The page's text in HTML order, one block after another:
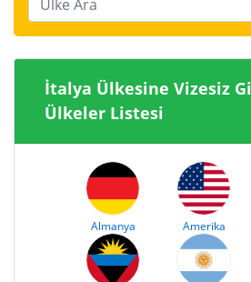
Ülke Ara
İtalya Ülkesine Vizesiz Giriş Yapan
Ülkeler Listesi
Almanya Amerika